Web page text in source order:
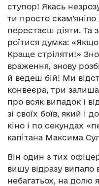
ступор! Якась
ти просто
перестаєш діяти. Та
роїтися думка:
Краще стріляти!»
враження, знову
й ведеш бій! Ми
конвеєра, три
про всяк випадок і
зі своїх боїв, який і
кіно і по секундах
капітана Максима
Він один з тих
вишу відразу випало
небагатьох, на долю